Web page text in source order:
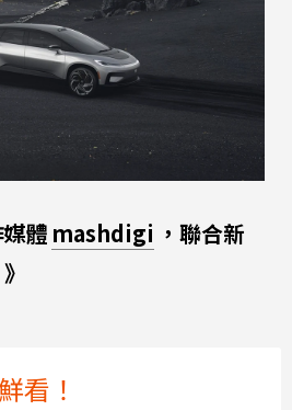
體 mashdigi ，聯合新
看！